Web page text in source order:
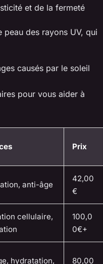
et de la fermeté
des rayons UV, qui
causés par le soleil
pour vous aider à
Prix
anti-âge
42,00
€
cellulaire,
100,0
0€+
hydratation, 80,00